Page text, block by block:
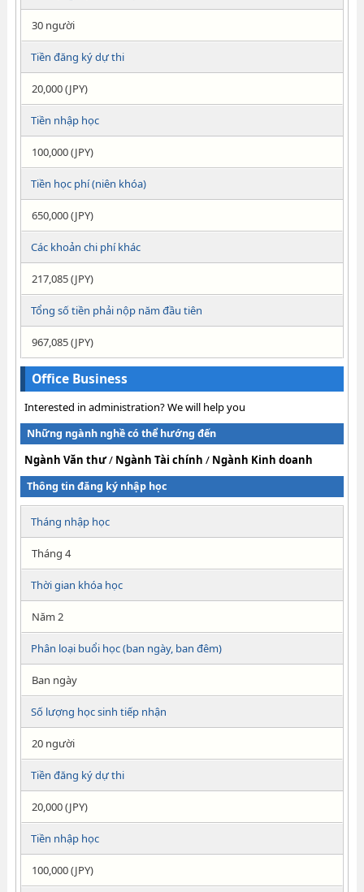
30 người
Tiền đăng ký dự thi
20,000 (JPY)
Tiền nhập học
100,000 (JPY)
Tiền học phí (niên khóa)
650,000 (JPY)
Các khoản chi phí khác
217,085 (JPY)
Tổng số tiền phải nộp năm đầu tiên
967,085 (JPY)
Office Business
Interested in administration? We will help you
Những ngành nghề có thể hướng đến
Ngành Văn thư/ Ngành Tài chính / Ngành Kinh doanh
Thông tin đăng ký nhập học
Tháng nhập học
Tháng 4
Thời gian khóa học
Năm 2
Phân loại buổi học (ban ngày, ban đêm)
Ban ngày
Số lượng học sinh tiếp nhận
20 người
Tiền đăng ký dự thi
20,000 (JPY)
Tiền nhập học
100,000 (JPY)